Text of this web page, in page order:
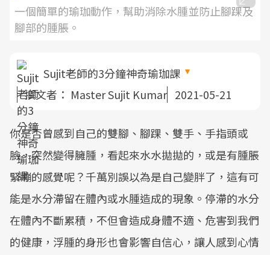
一個簡單的瑜珈動作，幫助消除水腫並防止腳踝及
腳部的腫脹。
Sujit老師的3分鐘神奇瑜珈課
撰文者： Master Sujit Kumar 2021-05-21
你是否曾感到自己的雙腳、腳踝、雙手、手指頭或
臉，突然變得臃腫，看起來水水拋拋的，或是有腫脹
緊繃的感覺呢？千萬別誤以為是自己變胖了，這有可
能是水分滯留在體內或水腫造成的現象。停滯的水分
在體內不斷累積，不但會造成身體不適、危害到我們
的健康，浮腫的身形也會影響自信心，讓人感到心情